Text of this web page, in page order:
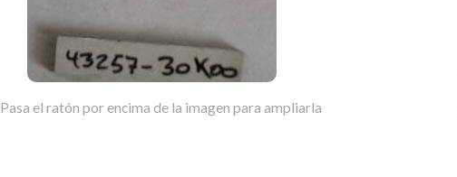
Pasa el ratón por encima de la imagen para ampliarla